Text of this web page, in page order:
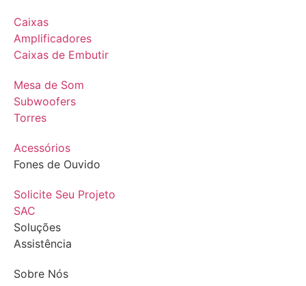
Caixas
Amplificadores
Caixas de Embutir
Mesa de Som
Subwoofers
Torres
Acessórios
Fones de Ouvido
Solicite Seu Projeto
SAC
Soluções
Assistência
Sobre Nós